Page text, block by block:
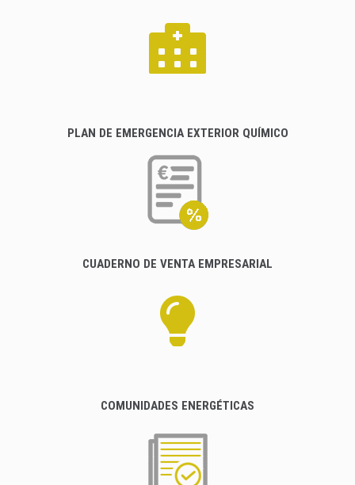
PLAN DE EMERGENCIA EXTERIOR QUÍMICO
CUADERNO DE VENTA EMPRESARIAL
COMUNIDADES ENERGÉTICAS